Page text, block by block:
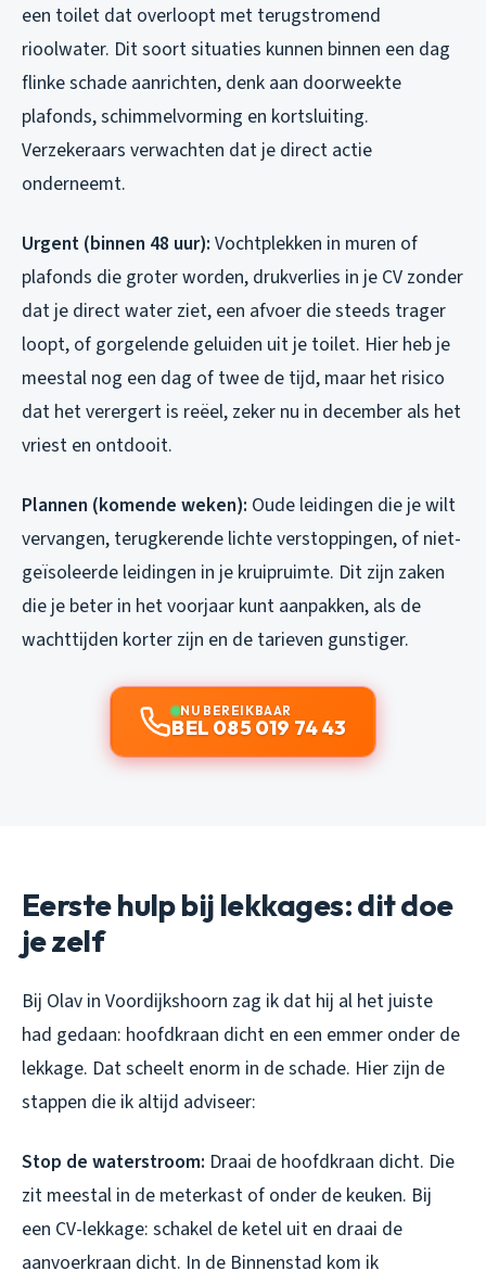
een toilet dat overloopt met terugstromend
rioolwater. Dit soort situaties kunnen binnen een dag
flinke schade aanrichten, denk aan doorweekte
plafonds, schimmelvorming en kortsluiting.
Verzekeraars verwachten dat je direct actie
onderneemt.
Urgent (binnen 48 uur): Vochtplekken in muren of
plafonds die groter worden, drukverlies in je CV zonder
dat je direct water ziet, een afvoer die steeds trager
loopt, of gorgelende geluiden uit je toilet. Hier heb je
meestal nog een dag of twee de tijd, maar het risico
dat het verergert is reëel, zeker nu in december als het
vriest en ontdooit.
Plannen (komende weken): Oude leidingen die je wilt
vervangen, terugkerende lichte verstoppingen, of niet-
geïsoleerde leidingen in je kruipruimte. Dit zijn zaken
die je beter in het voorjaar kunt aanpakken, als de
wachttijden korter zijn en de tarieven gunstiger.
NU BEREIKBAAR
BEL 085 019 74 43
Eerste hulp bij lekkages: dit doe
je zelf
Bij Olav in Voordijkshoorn zag ik dat hij al het juiste
had gedaan: hoofdkraan dicht en een emmer onder de
lekkage. Dat scheelt enorm in de schade. Hier zijn de
stappen die ik altijd adviseer:
Stop de waterstroom: Draai de hoofdkraan dicht. Die
zit meestal in de meterkast of onder de keuken. Bij
een CV-lekkage: schakel de ketel uit en draai de
aanvoerkraan dicht. In de Binnenstad kom ik